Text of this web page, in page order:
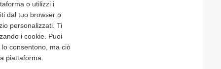
o utilizzi i
dal tuo browser o
personalizzati. Ti
i cookie. Puoi
consentono, ma ciò
piattaforma.